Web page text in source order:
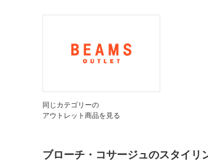
同じカテゴリーの
アウトレット商品を見る
ブローチ・コサージュのスタイリ